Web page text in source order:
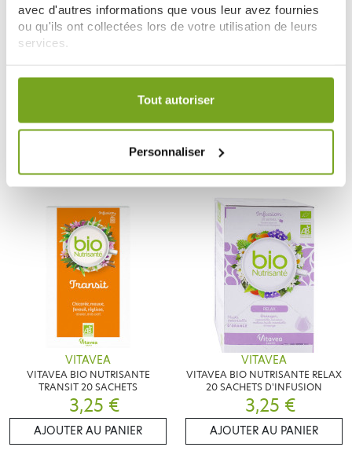
avec d'autres informations que vous leur avez fournies
ou qu'ils ont collectées lors de votre utilisation de leurs
services.
Votre choix de consentement est conservé pendant une
Tout autoriser
Personnaliser
VITAVEA
VITAVEA BIO NUTRISANTE
INFUSION RESPIRATOIRE 20
SACHETS
3,25 € 2,93 €
AJOUTER AU PANIER
NUTRISANTE
NUTRISANTE ULTRABIOTIQUE
5,88 €
5,18 €
AJOUTER AU PANIER
VITAVEA
VITAVEA BIO NUTRISANTE
TRANSIT 20 SACHETS
3,25 €
AJOUTER AU PANIER
VITAVEA
VITAVEA BIO NUTRISANTE RELAX
20 SACHETS D'INFUSION
3,25 €
AJOUTER AU PANIER